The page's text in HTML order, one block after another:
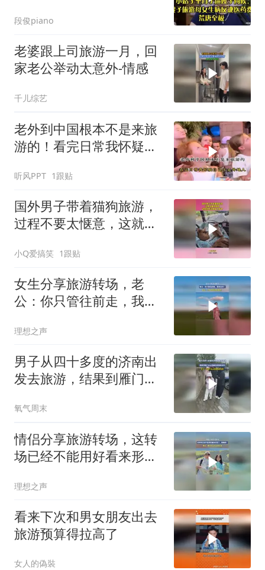
段俊piano
老婆跟上司旅游一月，回
家老公举动太意外-情感
千儿综艺
老外到中国根本不是来旅
游的！看完日常我怀疑自
听风PPT 1跟贴
国外男子带着猫狗旅游，
过程不要太惬意，这就是
小Q爱搞笑 1跟贴
女生分享旅游转场，老
公：你只管往前走，我来
理想之声
男子从四十多度的济南出
发去旅游，结果到雁门山
子：不得不说山西是真凉
爽啊
氧气周末
情侣分享旅游转场，这转
场已经不能用好看来形容
理想之声
看来下次和男女朋友出去
旅游预算得拉高了
女人的偽裝